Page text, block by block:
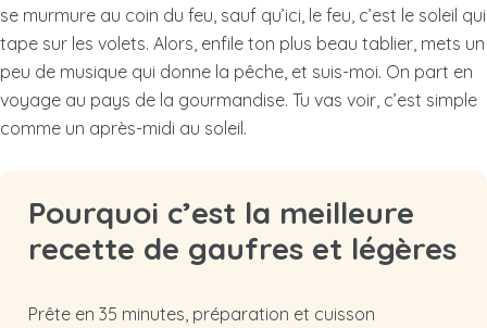
se murmure au coin du feu, sauf qu’ici, le feu, c’est le soleil qui
tape sur les volets. Alors, enfile ton plus beau tablier, mets un
peu de musique qui donne la pêche, et suis-moi. On part en
voyage au pays de la gourmandise. Tu vas voir, c’est simple
comme un après-midi au soleil.
Pourquoi c’est la meilleure
recette de gaufres et légères
Prête en 35 minutes, préparation et cuisson